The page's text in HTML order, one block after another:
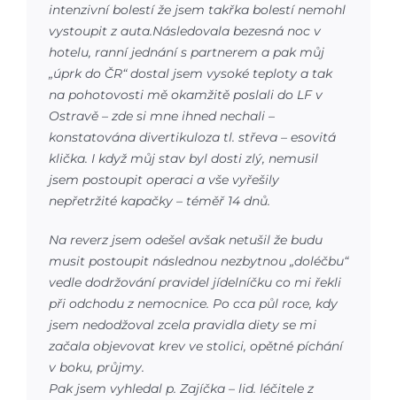
intenzivní bolestí že jsem takřka bolestí nemohl
vystoupit z auta.Následovala bezesná noc v
hotelu, ranní jednání s partnerem a pak můj
„úprk do ČR“ dostal jsem vysoké teploty a tak
na pohotovosti mě okamžitě poslali do LF v
Ostravě – zde si mne ihned nechali –
konstatována divertikuloza tl. střeva – esovitá
klička. I když můj stav byl dosti zlý, nemusil
jsem postoupit operaci a vše vyřešily
nepřetržité kapačky – téměř 14 dnů.
Na reverz jsem odešel avšak netušil že budu
musit postoupit následnou nezbytnou „doléčbu“
vedle dodržování pravidel jídelníčku co mi řekli
při odchodu z nemocnice. Po cca půl roce, kdy
jsem nedodžoval zcela pravidla diety se mi
začala objevovat krev ve stolici, opětné píchání
v boku, průjmy.
Pak jsem vyhledal p. Zajíčka – lid. léčitele z